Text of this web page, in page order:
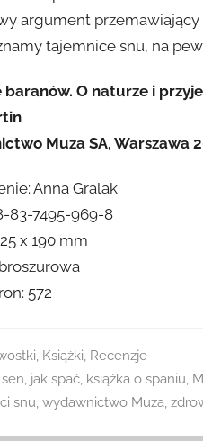
argument przemawiający
tajemnice snu, na
baranów. O naturze i
Muza SA, Warszawa
Anna Gralak
83-7495-969-8
x 190 mm
572
, Książki, Recenzje
, jak spać, książka o spaniu,
snu, wydawnictwo Muza,